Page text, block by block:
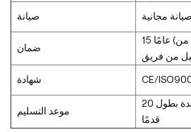
صيانة صيانة مجانية
ضمان
15 عامًا (يمكنك الحصول على مزيد من
شهادة CE/
موعد التسليم
حوالي 15 يومًا لحاوية واحدة بطول 20
قدمًا